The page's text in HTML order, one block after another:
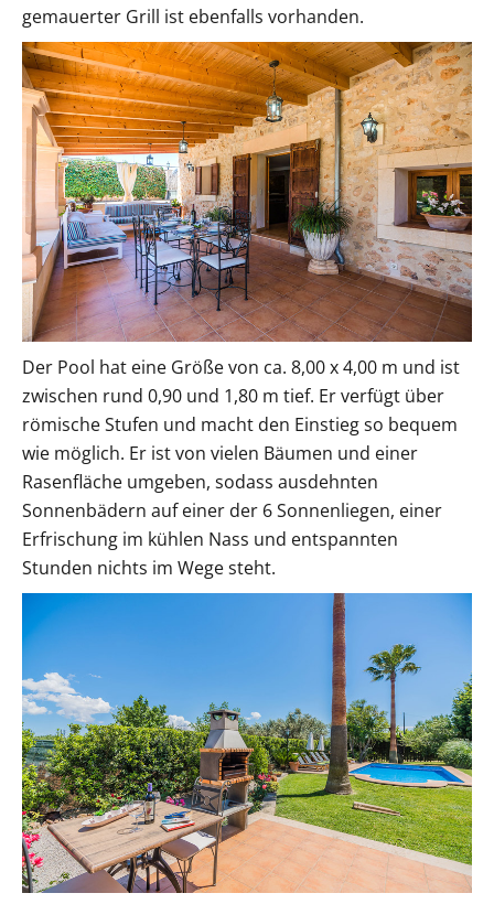
gemauerter Grill ist ebenfalls vorhanden.
Der Pool hat eine Größe von ca. 8,00 x 4,00 m und ist
zwischen rund 0,90 und 1,80 m tief. Er verfügt über
römische Stufen und macht den Einstieg so bequem
wie möglich. Er ist von vielen Bäumen und einer
Rasenfläche umgeben, sodass ausdehnten
Sonnenbädern auf einer der 6 Sonnenliegen, einer
Erfrischung im kühlen Nass und entspannten
Stunden nichts im Wege steht.